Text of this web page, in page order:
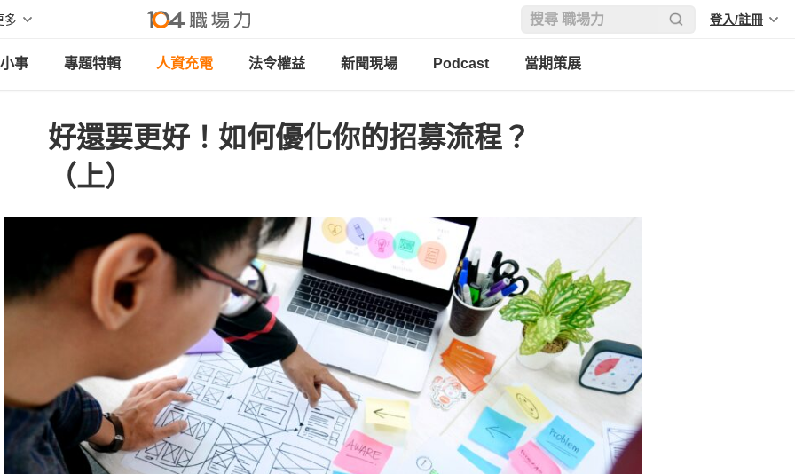
多 登入/註冊
事 專題特輯 人資充電 法令權益 新聞現場 Podcast 當期策展
好還要更好！如何優化你的招募流程？
（上）